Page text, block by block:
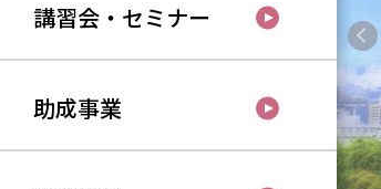
講習会・セミナー
助成事業